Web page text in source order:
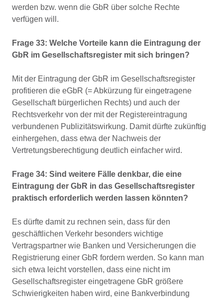
werden bzw. wenn die GbR über solche Rechte
verfügen will.
Frage 33: Welche Vorteile kann die Eintragung der
GbR im Gesellschaftsregister mit sich bringen?
Mit der Eintragung der GbR im Gesellschaftsregister
profitieren die eGbR (= Abkürzung für eingetragene
Gesellschaft bürgerlichen Rechts) und auch der
Rechtsverkehr von der mit der Registereintragung
verbundenen Publizitätswirkung. Damit dürfte zukünftig
einhergehen, dass etwa der Nachweis der
Vertretungsberechtigung deutlich einfacher wird.
Frage 34: Sind weitere Fälle denkbar, die eine
Eintragung der GbR in das Gesellschaftsregister
praktisch erforderlich werden lassen könnten?
Es dürfte damit zu rechnen sein, dass für den
geschäftlichen Verkehr besonders wichtige
Vertragspartner wie Banken und Versicherungen die
Registrierung einer GbR fordern werden. So kann man
sich etwa leicht vorstellen, dass eine nicht im
Gesellschaftsregister eingetragene GbR größere
Schwierigkeiten haben wird, eine Bankverbindung